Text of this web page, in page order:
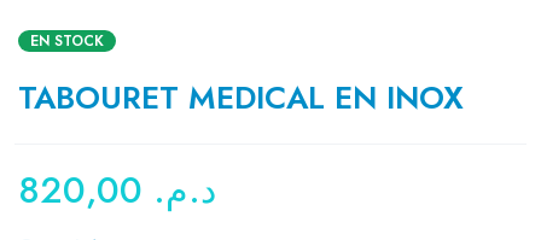
EN STOCK
TABOURET MEDICAL EN INOX
د.م.